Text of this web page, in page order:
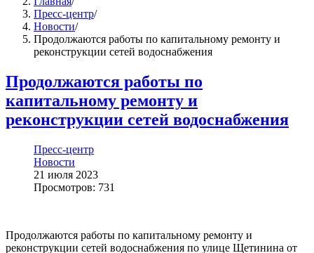
Пресс-центр/
Новости/
Продолжаются работы по капитальному ремонту и
реконструкции сетей водоснабжения
Продолжаются работы по
капитальному ремонту и
реконструкции сетей водоснабжения
Пресс-центр
Новости
21 июля 2023
Просмотров: 731
Продолжаются работы по капитальному ремонту и
реконструкции сетей водоснабжения по улице Щетинина от